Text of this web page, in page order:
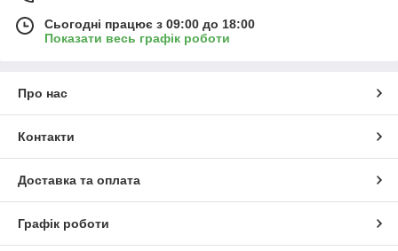
Сьогодні працює з 09:00 до 18:00
Показати весь графік роботи
Про нас
Контакти
Доставка та оплата
Графік роботи